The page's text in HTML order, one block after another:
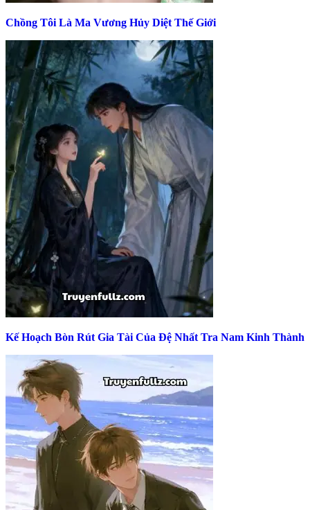
Chồng Tôi Là Ma Vương Hủy Diệt Thế Giới
Kế Hoạch Bòn Rút Gia Tài Của Đệ Nhất Tra Nam Kinh Thành